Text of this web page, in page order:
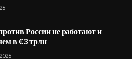
России не работают и
в €3 трлн